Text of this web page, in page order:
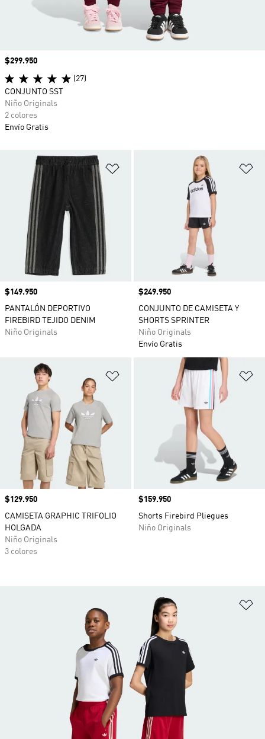
Añadir a la lista de deseos
Precio
$149.950
PANTALÓN DEPORTIVO
FIREBIRD TEJIDO DENIM
Niño Originals
Precio
$249.950
CONJUNTO DE CAMISETA Y
SHORTS SPRINTER
Niño Originals
Envío Gratis
Añadir a la lista de deseos
Precio
$129.950
CAMISETA GRAPHIC TRIFOLIO
HOLGADA
Niño Originals
3 colores
Precio
$159.950
Shorts Firebird Pliegues
Niño Originals
Precio
$299.950
(27)
CONJUNTO SST
Niño Originals
2 colores
Envío Gratis